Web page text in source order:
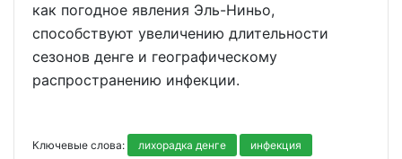
как погодное явления Эль-Ниньо,
способствуют увеличению длительности
сезонов денге и географическому
распространению инфекции.
Ключевые слова: лихорадка денге инфекция